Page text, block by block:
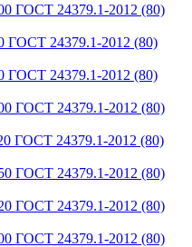
ГОСТ 24379.1-2012 (80)
ГОСТ 24379.1-2012 (80)
ГОСТ 24379.1-2012 (80)
ГОСТ 24379.1-2012 (80)
ГОСТ 24379.1-2012 (80)
ГОСТ 24379.1-2012 (80)
ГОСТ 24379.1-2012 (80)
ГОСТ 24379.1-2012 (80)